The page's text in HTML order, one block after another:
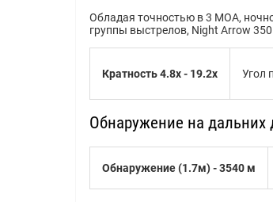
Обладая точностью в 3 МОА,
группы выстрелов, Night Arrow
Кратность 4.8x - 19.2x Угол
Обнаружение на дальних
Обнаружение (1.7м) - 3540 м